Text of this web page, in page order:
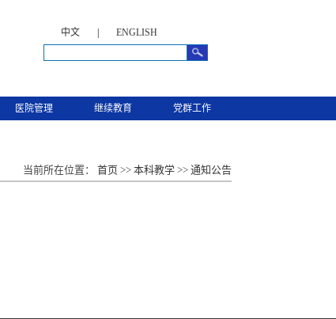
中文 ENGLISH
医院管理 继续教育 党群工作
当前所在位置： 首页 >> 本科教学 >> 通知公告